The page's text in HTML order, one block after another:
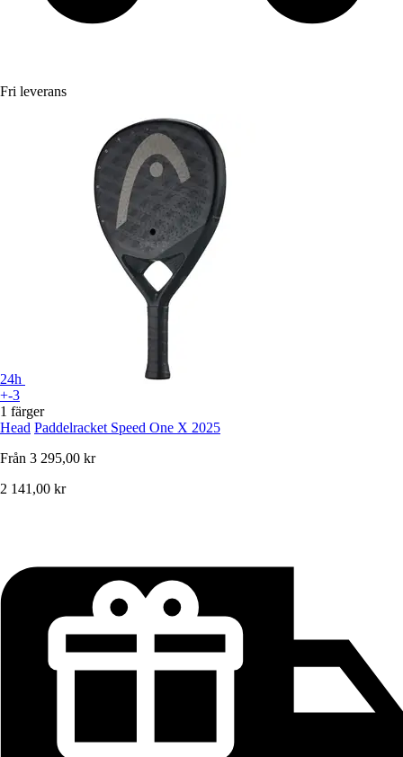
Fri leverans
24h
+-3
1 färger
Head Paddelracket Speed One X 2025
Från 3 295,00 kr
2 141,00 kr